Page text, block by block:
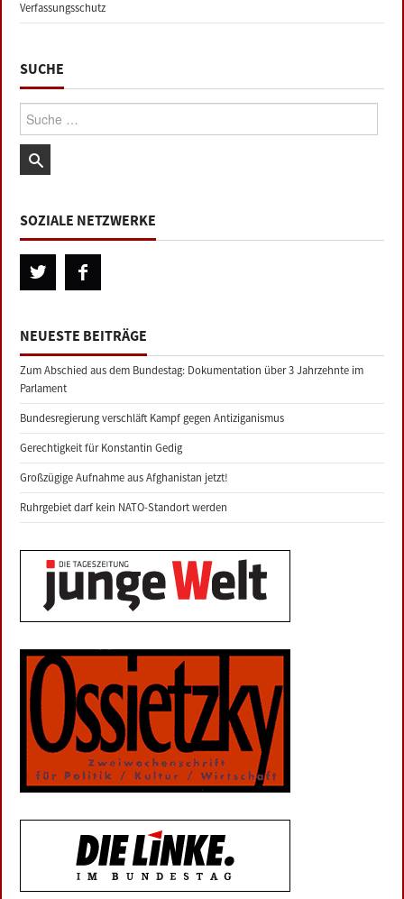
Verfassungsschutz
SUCHE
Suche:
SOZIALE NETZWERKE
NEUESTE BEITRÄGE
Zum Abschied aus dem Bundestag: Dokumentation über 3 Jahrzehnte im
Parlament
Bundesregierung verschläft Kampf gegen Antiziganismus
Gerechtigkeit für Konstantin Gedig
Großzügige Aufnahme aus Afghanistan jetzt!
Ruhrgebiet darf kein NATO-Standort werden